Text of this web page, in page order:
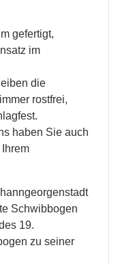
gefertigt,
im
die
rostfrei,
haben Sie auch
Schwibbogen
19.
zu seiner